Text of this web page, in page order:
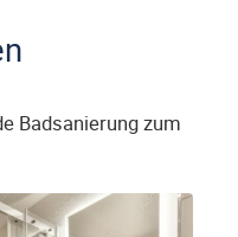
Badsanierung zum